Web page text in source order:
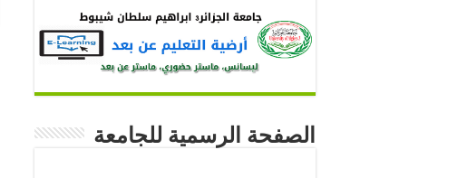
الصفحة الرسمية للجامعة